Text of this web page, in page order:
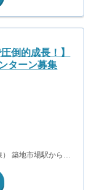
倒的成長！】
ターン募集
築地市場駅から徒
草線、ほか）